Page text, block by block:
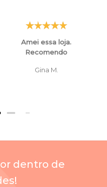
Amei essa loja.
Recomendo
Gina M.
dentro de